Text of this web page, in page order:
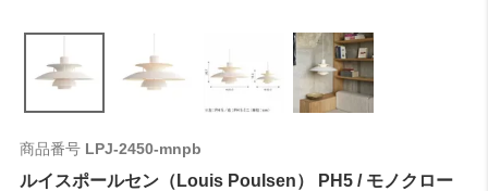
商品番号 LPJ-2450-mnpb
ルイスポールセン（Louis Poulsen） PH5 / モノクロー